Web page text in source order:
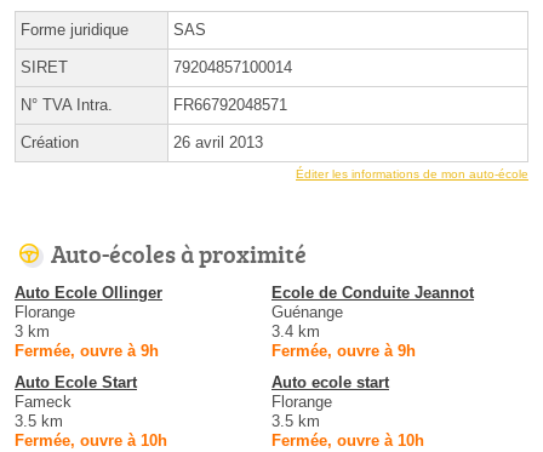
Forme juridique SAS
SIRET 79204857100014
N° TVA Intra. FR66792048571
Création 26 avril 2013
Éditer les informations de mon auto-école
Auto-écoles à proximité
Auto Ecole Ollinger
Florange
3 km
Fermée, ouvre à 9h
Ecole de Conduite Jeannot
Guénange
3.4 km
Fermée, ouvre à 9h
Auto Ecole Start
Fameck
3.5 km
Fermée, ouvre à 10h
Auto ecole start
Florange
3.5 km
Fermée, ouvre à 10h